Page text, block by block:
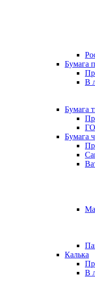
Бумага
В
Бумага
Бумага
Калька
В